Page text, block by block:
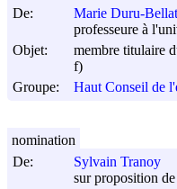
De:
Marie Duru-Bellat
professeure à
Objet:
membre titulaire
f)
Groupe:
Haut Conseil de
De:
Sylvain Tranoy
sur proposition
nomination